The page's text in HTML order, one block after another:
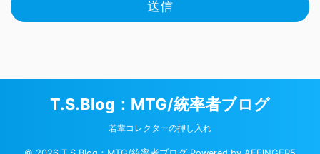
T.S.Blog：MTG/統率者ブログ
若輩コレクターの押し入れ